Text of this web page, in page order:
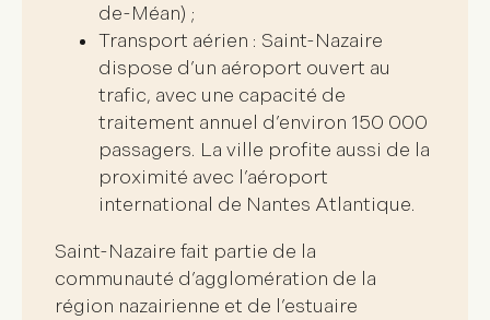
de-Méan) ;
Transport aérien : Saint-Nazaire
dispose d’un aéroport ouvert au
trafic, avec une capacité de
traitement annuel d’environ 150 000
passagers. La ville profite aussi de la
proximité avec l’aéroport
international de Nantes Atlantique.
Saint-Nazaire fait partie de la
communauté d’agglomération de la
région nazairienne et de l’estuaire